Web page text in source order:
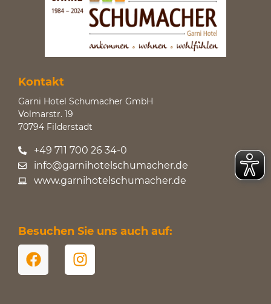
Kontakt
Garni Hotel Schumacher GmbH
Volmarstr. 19
70794 Filderstadt
+49 711 700 26 34-0
info@garnihotelschumacher.de
www.garnihotelschumacher.de
Besuchen Sie uns auch auf: